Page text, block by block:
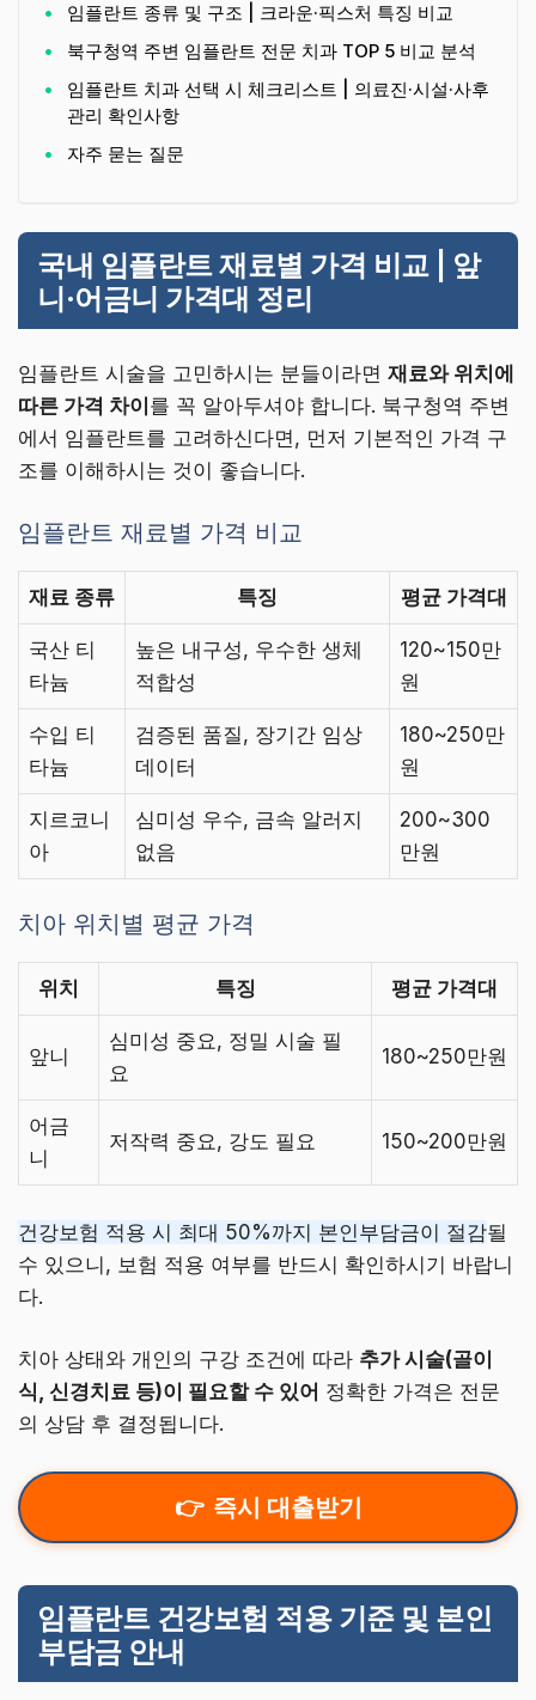
임플란트 종류 및 구조 | 크라운·픽스처 특징 비교
북구청역 주변 임플란트 전문 치과 TOP 5 비교 분석
임플란트 치과 선택 시 체크리스트 | 의료진·시설·사후
관리 확인사항
자주 묻는 질문
국내 임플란트 재료별 가격 비교 | 앞
니·어금니 가격대 정리
임플란트 시술을 고민하시는 분들이라면 재료와 위치에
따른 가격 차이 를 꼭 알아두셔야 합니다. 북구청역 주변
에서 임플란트를 고려하신다면, 먼저 기본적인 가격 구
조를 이해하시는 것이 좋습니다.
임플란트 재료별 가격 비교
재료 종류 특징 평균 가격대
국산 티
타늄
높은 내구성, 우수한 생체
적합성
120~150만
원
수입 티
타늄
검증된 품질, 장기간 임상
데이터
180~250만
원
지르코니
아
심미성 우수, 금속 알러지
없음
200~300
만원
치아 위치별 평균 가격
위치 특징 평균 가격대
앞니
심미성 중요, 정밀 시술 필
요
180~250만원
어금
니
저작력 중요, 강도 필요 150~200만원
건강보험 적용 시 최대 50%까지 본인부담금이 절감될
수 있으니, 보험 적용 여부를 반드시 확인하시기 바랍니
다.
치아 상태와 개인의 구강 조건에 따라 추가 시술(골이
식, 신경치료 등)이 필요할 수 있어 정확한 가격은 전문
의 상담 후 결정됩니다.
즉시 대출받기
임플란트 건강보험 적용 기준 및 본인
부담금 안내